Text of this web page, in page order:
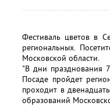
Фестиваль цветов в
региональных.
Московской области.
"В дни празднования
Посаде пройдет
проходит в
образований